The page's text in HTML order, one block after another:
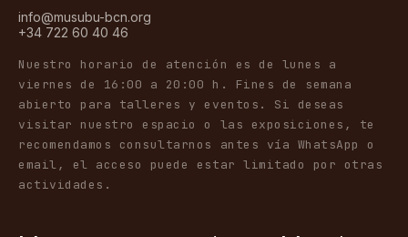
info@musubu-bcn.org
+34 722 60 40 46
Nuestro horario de atención es de lunes a
viernes de 16:00 a 20:00 h. Fines de semana
abierto para talleres y eventos. Si deseas
visitar nuestro espacio o las exposiciones, te
recomendamos consultarnos antes vía WhatsApp o
email, el acceso puede estar limitado por otras
actividades.